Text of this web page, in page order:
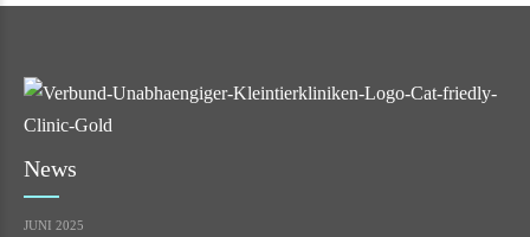
News
JUNI 2025